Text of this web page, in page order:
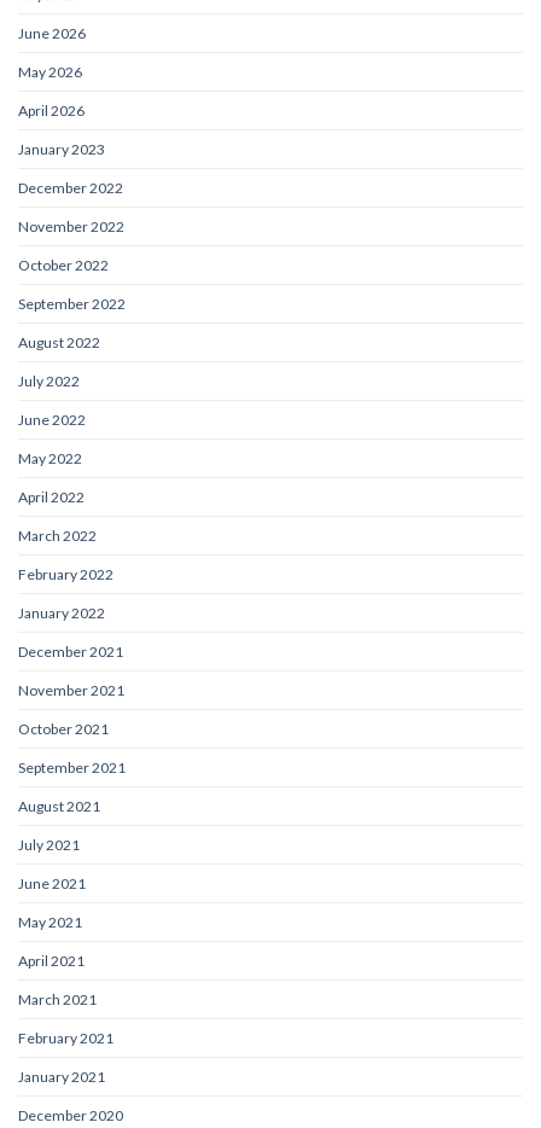
June 2026
May 2026
April 2026
January 2023
December 2022
November 2022
October 2022
September 2022
August 2022
July 2022
June 2022
May 2022
April 2022
March 2022
February 2022
January 2022
December 2021
November 2021
October 2021
September 2021
August 2021
July 2021
June 2021
May 2021
April 2021
March 2021
February 2021
January 2021
December 2020